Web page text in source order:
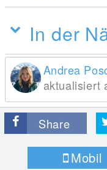
In der
Andrea
aktualisiert
Share
Mobil